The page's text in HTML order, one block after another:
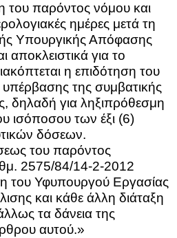
του παρόντος νόμου και
ημέρες μετά τη
Υπουργικής Απόφασης
για το
η επιδότηση του
της συμβατικής
δηλαδή για ληξιπρόθεσμη
ισόποσου των έξι (6)
δόσεων.
του παρόντος
2575/84/14-2-2012
Υφυπουργού Εργασίας
και κάθε άλλη διάταξη
τα δάνεια της
αυτού.»